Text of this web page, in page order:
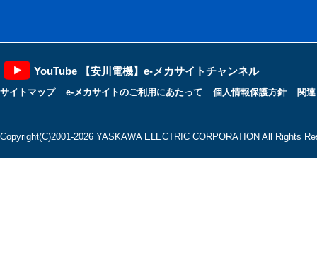
YouTube 【安川電機】e-メカサイトチャンネル
サイトマップ e-メカサイトのご利用にあたって 個人情報保護方針 関
Copyright(C)2001‐2026 YASKAWA ELECTRIC CORPORATION All Rights